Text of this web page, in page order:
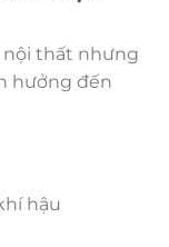
nội thất nhưng
hưởng đến
hậu